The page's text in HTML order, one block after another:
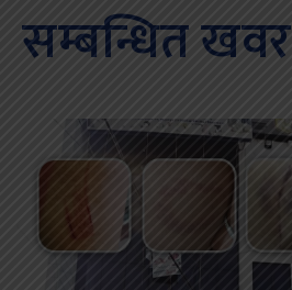
सम्बन्धित खवर